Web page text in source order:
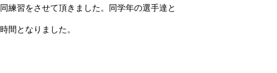
練習をさせて頂きました。同学年の選手達と
間となりました。